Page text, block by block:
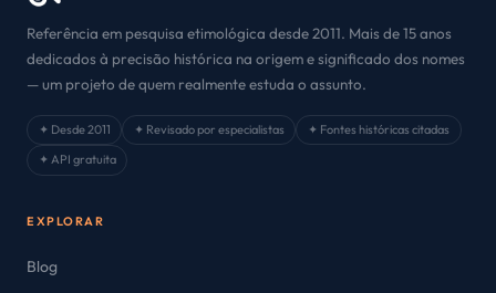
Referência em pesquisa etimológica desde 2011. Mais de 15 anos
dedicados à precisão histórica na origem e significado dos nomes
— um projeto de quem realmente estuda o assunto.
✦ Desde 2011 ✦ Revisado por especialistas
✦ Fontes históricas citadas
✦ API gratuita
EXPLORAR
Blog